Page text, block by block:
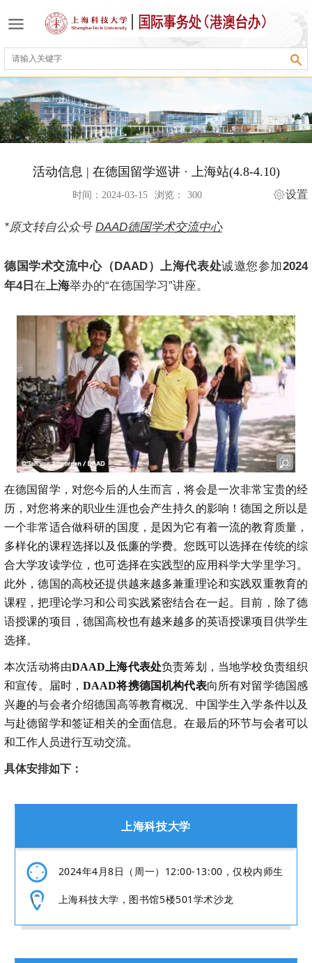
活动信息 | 在德国留学巡讲 · 上海站(4.8-4.10)
时间：2024-03-15 浏览： 300 设置
*原文转自公众号 DAAD德国学术交流中心
德国学术交流中心（DAAD）上海代表处诚邀您参加2024
年4日 在上海举办的“在德国学习”讲座。
在德国留学，对您今后的人生而言，将会是一次非常宝贵的经
历，对您将来的职业生涯也会产生持久的影响！德国之所以是
一个非常适合做科研的国度，是因为它有着一流的教育质量，
多样化的课程选择以及低廉的学费。您既可以选择在传统的综
合大学攻读学位，也可选择在实践型的应用科学大学里学习。
此外，德国的高校还提供越来越多兼重理论和实践双重教育的
课程，把理论学习和公司实践紧密结合在一起。目前，除了德
语授课的项目，德国高校也有越来越多的英语授课项目供学生
选择。
本次活动将由DAAD上海代表处负责筹划，当地学校负责组织
和宣传。届时，DAAD将携德国机构代表向所有对留学德国感
兴趣的与会者介绍德国高等教育概况、中国学生入学条件以及
与赴德留学和签证相关的全面信息。在最后的环节与会者可以
和工作人员进行互动交流。
具体安排如下：
上海科技大学
2024年4月8日（周一）12:00-13:00，仅校内师生
上海科技大学，图书馆5楼501学术沙龙